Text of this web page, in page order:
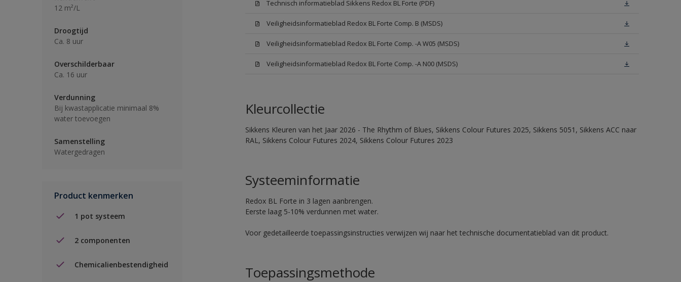
12 m²/L
Droogtijd
Ca. 8 uur
Overschilderbaar
Ca. 16 uur
Verdunning
Bij kwastapplicatie minimaal 8%
water toevoegen
Samenstelling
Watergedragen
Product kenmerken
1 pot systeem
2 componenten
Chemicalienbestendigheid
Technisch informatieblad Sikkens Redox BL Forte (PDF)
Veiligheidsinformatieblad Redox BL Forte Comp. B (MSDS)
Veiligheidsinformatieblad Redox BL Forte Comp. -A W05 (MSDS)
Veiligheidsinformatieblad Redox BL Forte Comp. -A N00 (MSDS)
Kleurcollectie
Sikkens Kleuren van het Jaar 2026 - The Rhythm of Blues, Sikkens Colour Futures 2025, Sikkens 5051, Sikkens ACC naar
RAL, Sikkens Colour Futures 2024, Sikkens Colour Futures 2023
Systeeminformatie
Redox BL Forte in 3 lagen aanbrengen.
Eerste laag 5-10% verdunnen met water.
Voor gedetailleerde toepassingsinstructies verwijzen wij naar het technische documentatieblad van dit product.
Toepassingsmethode